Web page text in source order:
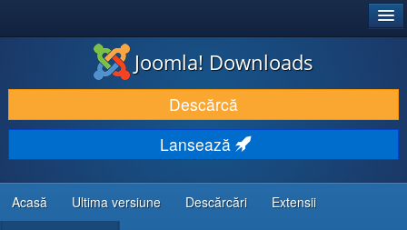
DESCARCĂ & ȘI EXTINDE
DESCOPERĂ & ÎNVAȚĂ
COMUNITATE & SUPORT
RESURSE DEZVOLTATORI
Joomla! Downloads
Descărcă
Lansează
Acasă Ultima versiune Descărcări Extensii